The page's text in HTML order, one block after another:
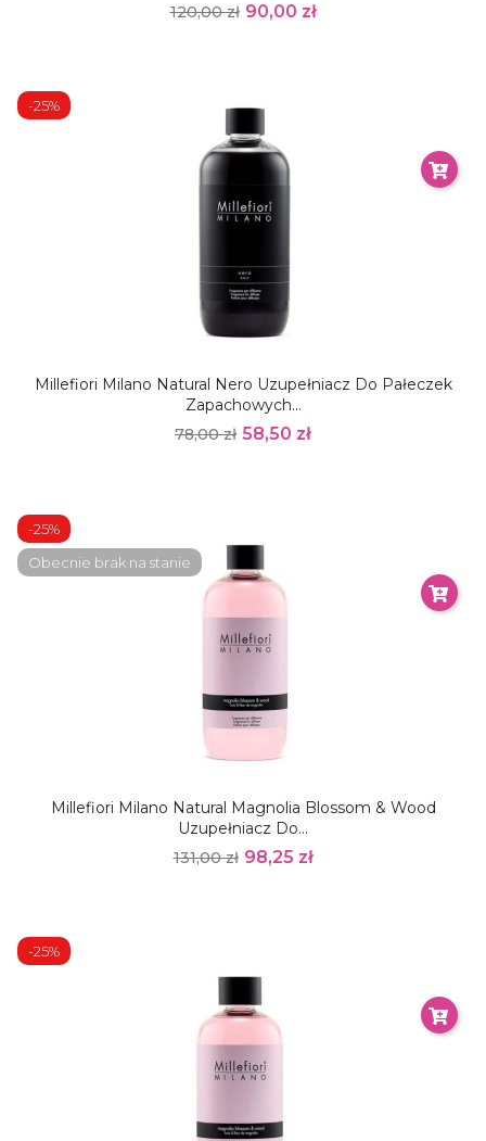
120,00 zł 90,00 zł
Millefiori Milano Natural Nero Uzupełniacz Do Pałeczek
Zapachowych...
78,00 zł 58,50 zł
-25%
Millefiori Milano Natural Magnolia Blossom & Wood
Uzupełniacz Do...
131,00 zł 98,25 zł
-25%
Obecnie brak na stanie
-25%